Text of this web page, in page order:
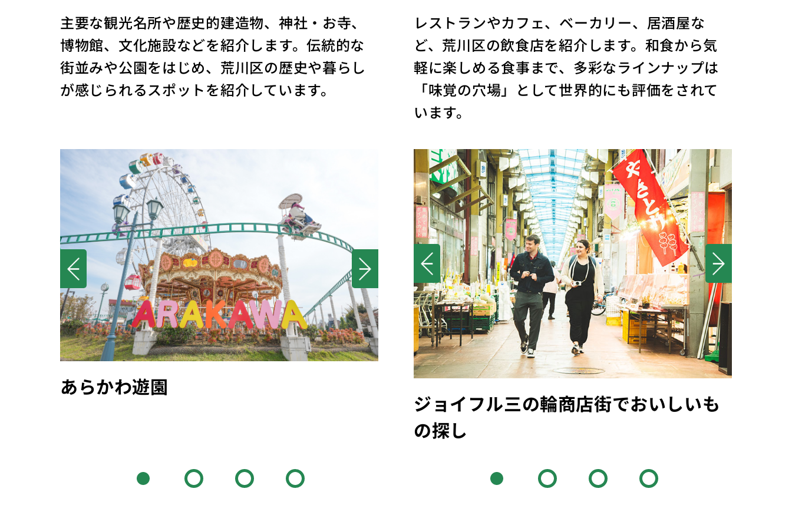
主要な観光名所や歴史的建造物、神社・お寺、
博物館、文化施設などを紹介します。伝統的な
街並みや公園をはじめ、荒川区の歴史や暮らし
が感じられるスポットを紹介しています。
あらかわ遊園
松尾芭蕉像
東京さく
レストランやカフェ、ベーカリー、居酒屋な
ど、荒川区の飲食店を紹介します。和食から気
軽に楽しめる食事まで、多彩なラインナップは
「味覚の穴場」として世界的にも評価をされて
います。
もんじゃ
ジョイフル三の輪商店街でおいしいも
の探し